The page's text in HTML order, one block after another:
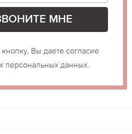
Вы даете согласие
персональных данных.